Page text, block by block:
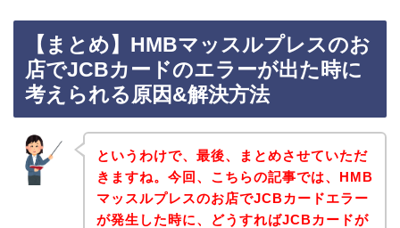
【まとめ】HMBマッスルプレスのお
店でJCBカードのエラーが出た時に
考えられる原因&解決方法
というわけで、最後、まとめさせていただ
きますね。今回、こちらの記事では、HMB
マッスルプレスのお店でJCBカードエラー
が発生した時に、どうすればJCBカードが